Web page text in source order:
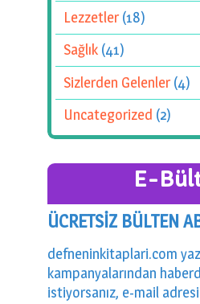
Lezzetler(18)
Sağlık (41)
Sizlerden Gelenler(4)
Uncategorized (2)
E-
ÜCRETSİZ BÜLTEN
defneninkitaplari.com
kampanyalarından
istiyorsanız, e-mail